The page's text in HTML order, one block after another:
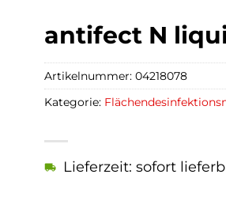
antifect N
Lieferzeit: sofort
Artikelnummer: 04218078
Kategorie: